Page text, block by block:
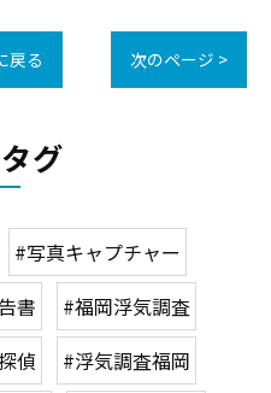
戻る 次のページ >
グ
#写真キャプチャー
書
#福岡浮気調査
偵
#浮気調査福岡